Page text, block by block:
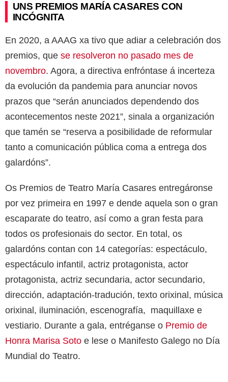
UNS PREMIOS MARÍA CASARES CON
INCÓGNITA
En 2020, a AAAG xa tivo que adiar a celebración dos
premios, que se resolveron no pasado mes de
novembro. Agora, a directiva enfróntase á incerteza
da evolución da pandemia para anunciar novos
prazos que “serán anunciados dependendo dos
acontecementos neste 2021”, sinala a organización
que tamén se “reserva a posibilidade de reformular
tanto a comunicación pública coma a entrega dos
galardóns”.
Os Premios de Teatro María Casares entregáronse
por vez primeira en 1997 e dende aquela son o gran
escaparate do teatro, así como a gran festa para
todos os profesionais do sector. En total, os
galardóns contan con 14 categorías: espectáculo,
espectáculo infantil, actriz protagonista, actor
protagonista, actriz secundaria, actor secundario,
dirección, adaptación-tradución, texto orixinal, música
orixinal, iluminación, escenografía, maquillaxe e
vestiario. Durante a gala, entréganse o Premio de
Honra Marisa Soto e lese o Manifesto Galego no Día
Mundial do Teatro.